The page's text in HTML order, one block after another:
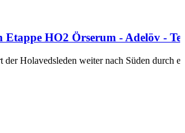
Etappe HO2 Örserum - Adelöv -
der Holavedsleden weiter nach Süden durch